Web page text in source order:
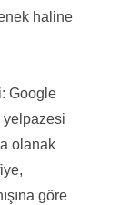
haline
Google
yelpazesi
olanak
göre